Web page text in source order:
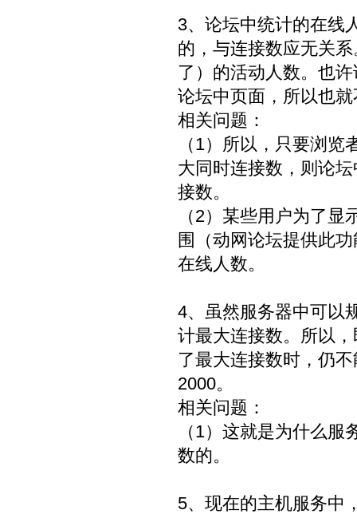
3、论坛中统计的在线
的，与连接数应无关
了）的活动人数。也
论坛中页面，所以也
相关问题：
（1）所以，只要浏
大同时连接数，则论
接数。
（2）某些用户为了
围（动网论坛提供此
在线人数。
4、虽然服务器中可以
计最大连接数。所以
了最大连接数时，仍
2000。
相关问题：
（1）这就是为什么
数的。
5、现在的主机服务中